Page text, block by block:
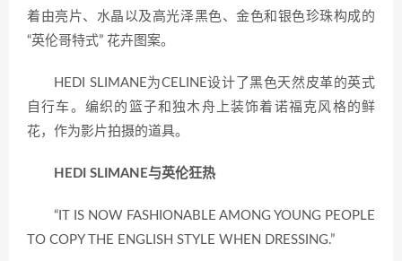
着由亮片、水晶以及高光泽黑色、金色和银色珍珠构成的
“英伦哥特式” 花卉图案。
HEDI SLIMANE为CELINE设计了黑色天然皮革的英式
自行车。编织的篮子和独木舟上装饰着诺福克风格的鲜
花，作为影片拍摄的道具。
HEDI SLIMANE与英伦狂热
“IT IS NOW FASHIONABLE AMONG YOUNG PEOPLE
TO COPY THE ENGLISH STYLE WHEN DRESSING.”